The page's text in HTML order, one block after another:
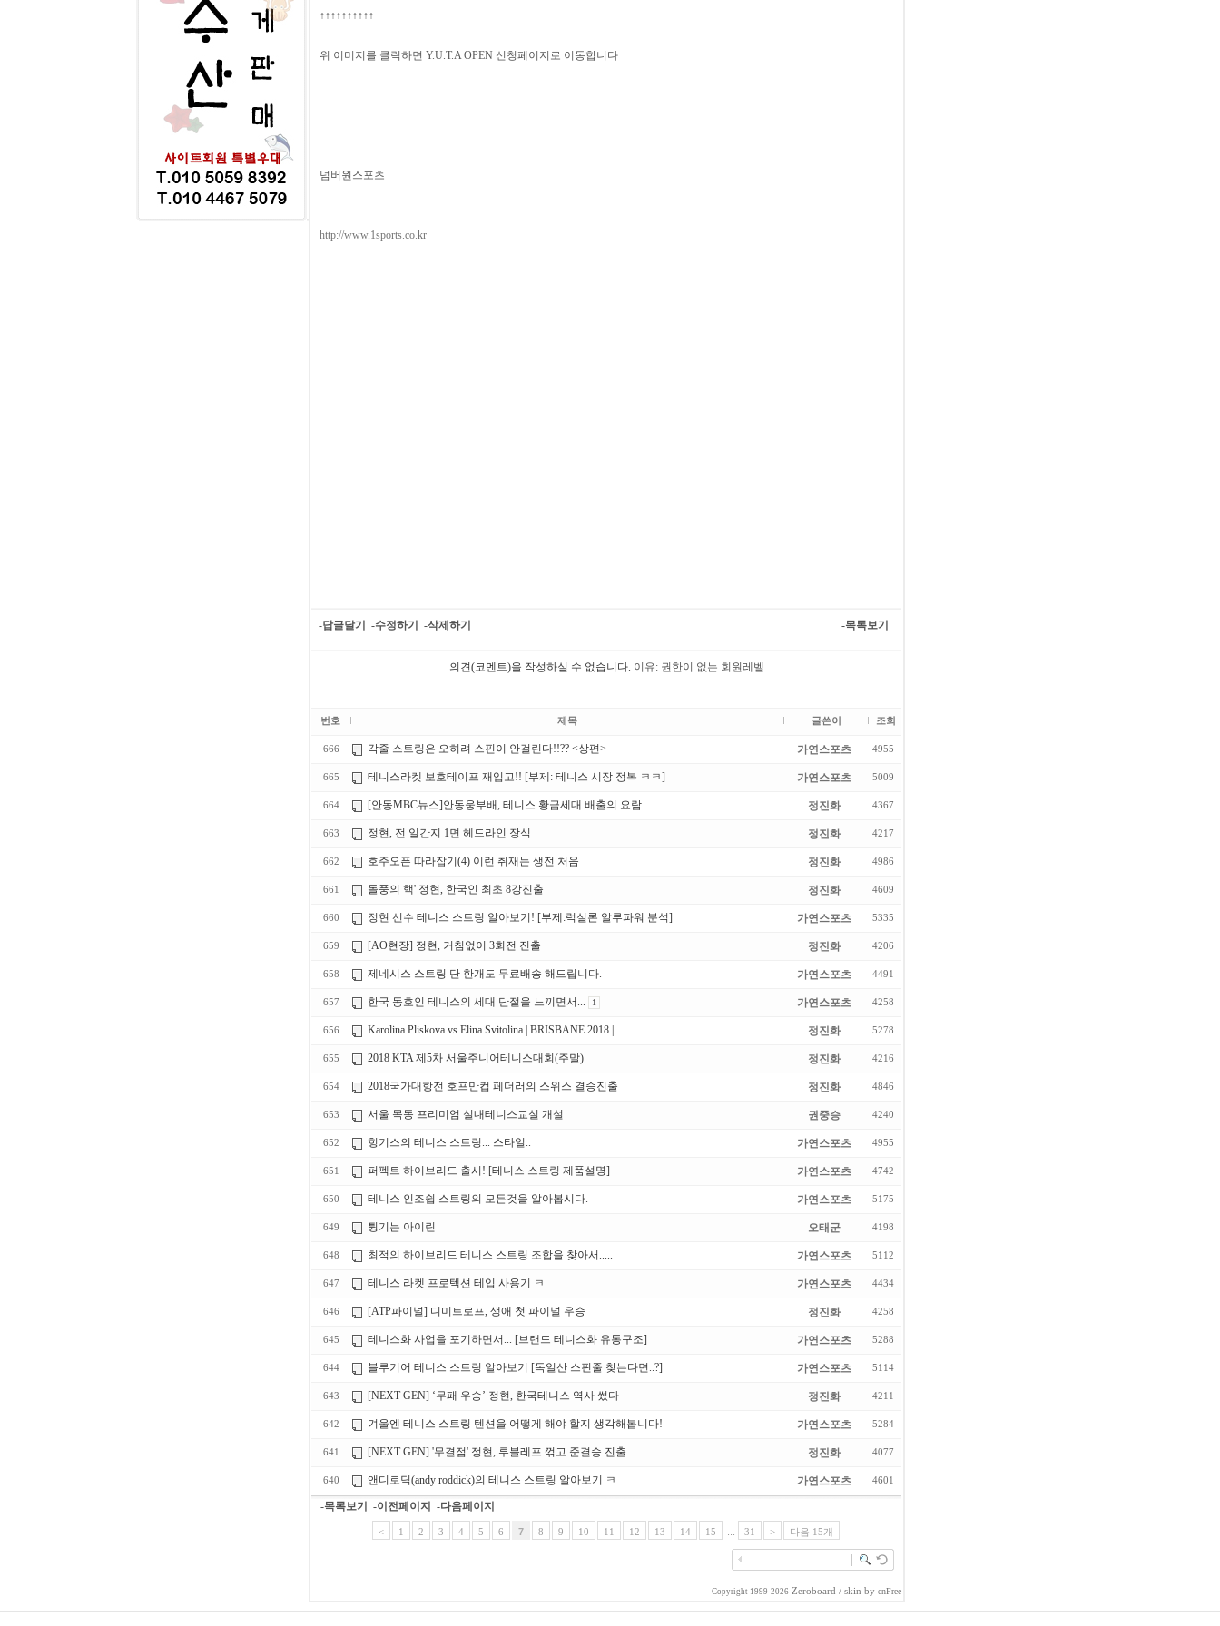
↑↑↑↑↑↑↑↑↑↑
위 이미지를 클릭하면 Y.U.T.A OPEN 신청페이지로 이동합니다
넘버원스포츠
http://www.1sports.co.kr
-답글달기 -수정하기 -삭제하기 -목록보기
의견(코멘트)을 작성하실 수 없습니다. 이유: 권한이 없는 회원레벨
번호 제목 글쓴이 조회
666 각줄 스트링은 오히려 스핀이 안걸린다!!?? <상편> 가연스포츠 4955
665 테니스라켓 보호테이프 재입고!! [부제: 테니스 시장 정복 ㅋㅋ] 가연스포츠 5009
664 [안동MBC뉴스]안동웅부배, 테니스 황금세대 배출의 요람 정진화 4367
663 정현, 전 일간지 1면 헤드라인 장식 정진화 4217
662 호주오픈 따라잡기(4) 이런 취재는 생전 처음 정진화 4986
661 돌풍의 핵' 정현, 한국인 최초 8강진출 정진화 4609
660 정현 선수 테니스 스트링 알아보기! [부제:럭실론 알루파워 분석] 가연스포츠 5335
659 [AO현장] 정현, 거침없이 3회전 진출 정진화 4206
658 제네시스 스트링 단 한개도 무료배송 해드립니다. 가연스포츠 4491
657 한국 동호인 테니스의 세대 단절을 느끼면서... 1 가연스포츠 4258
656 Karolina Pliskova vs Elina Svitolina | BRISBANE 2018 | ... 정진화 5278
655 2018 KTA 제5차 서울주니어테니스대회(주말) 정진화 4216
654 2018국가대항전 호프만컵 페더러의 스위스 결승진출 정진화 4846
653 서울 목동 프리미엄 실내테니스교실 개설 권중승 4240
652 힝기스의 테니스 스트링... 스타일.. 가연스포츠 4955
651 퍼펙트 하이브리드 출시! [테니스 스트링 제품설명] 가연스포츠 4742
650 테니스 인조쉽 스트링의 모든것을 알아봅시다. 가연스포츠 5175
649 튕기는 아이린 오태군 4198
648 최적의 하이브리드 테니스 스트링 조합을 찾아서..... 가연스포츠 5112
647 테니스 라켓 프로텍션 테입 사용기 ㅋ 가연스포츠 4434
646 [ATP파이널] 디미트로프, 생애 첫 파이널 우승 정진화 4258
645 테니스화 사업을 포기하면서... [브랜드 테니스화 유통구조] 가연스포츠 5288
644 블루기어 테니스 스트링 알아보기 [독일산 스핀줄 찾는다면..?] 가연스포츠 5114
643 [NEXT GEN] ‘무패 우승’ 정현, 한국테니스 역사 썼다 정진화 4211
642 겨울엔 테니스 스트링 텐션을 어떻게 해야 할지 생각해봅니다! 가연스포츠 5284
641 [NEXT GEN] '무결점' 정현, 루블레프 꺾고 준결승 진출 정진화 4077
640 앤디로딕(andy roddick)의 테니스 스트링 알아보기 ㅋ 가연스포츠 4601
-목록보기 -이전페이지 -다음페이지
< 1 2 3 4 5 6 7 8 9 10 11 12 13 14 15 31 > 다음 15개
Copyright 1999-2026 Zeroboard / skin by enFree